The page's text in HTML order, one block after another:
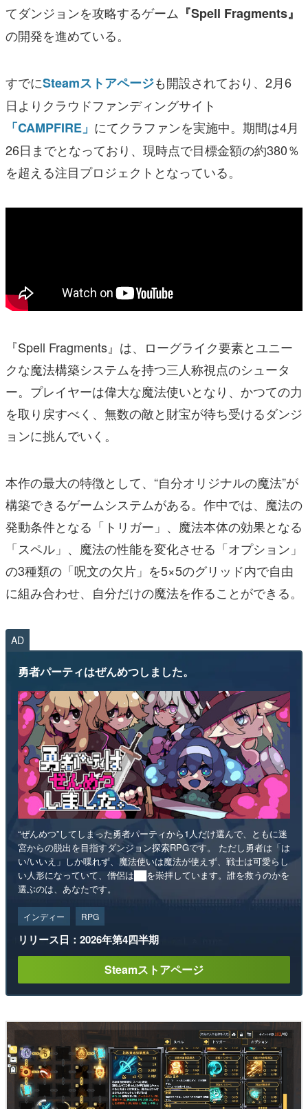
電ファミニコゲーマーとは？
運営：株式会社マレ
てダンジョンを攻略するゲーム 『Spell Fragments』
の開発を進めている。
すでにSteamストアページも開設されており、2月6
日よりクラウドファンディングサイト
「CAMPFIRE」 にてクラファンを実施中。期間は4月
26日までとなっており、現時点で目標金額の約380％
を超える注目プロジェクトとなっている。
『Spell Fragments』は、ローグライク要素とユニー
クな魔法構築システムを持つ三人称視点のシュータ
ー。プレイヤーは偉大な魔法使いとなり、かつての力
を取り戻すべく、無数の敵と財宝が待ち受けるダンジ
ョンに挑んでいく。
本作の最大の特徴として、“自分オリジナルの魔法”が
構築できるゲームシステムがある。作中では、魔法の
発動条件となる「トリガー」、魔法本体の効果となる
「スペル」、魔法の性能を変化させる「オプション」
の3種類の「呪文の欠片」を5×5のグリッド内で自由
に組み合わせ、自分だけの魔法を作ることができる。
AD
勇者パーティはぜんめつしました。
“ぜんめつ”してしまった勇者パーティから1人だけ選んで、ともに迷
宮からの脱出を目指すダンジョン探索RPGです。 ただし勇者は「は
い/いいえ」しか喋れず、魔法使いは魔法が使えず、戦士は可愛らし
い人形になっていて、僧侶は██を崇拝しています。誰を救うのかを
選ぶのは、あなたです。
インディー RPG
リリース日：2026年第4四半期
Steamストアページ